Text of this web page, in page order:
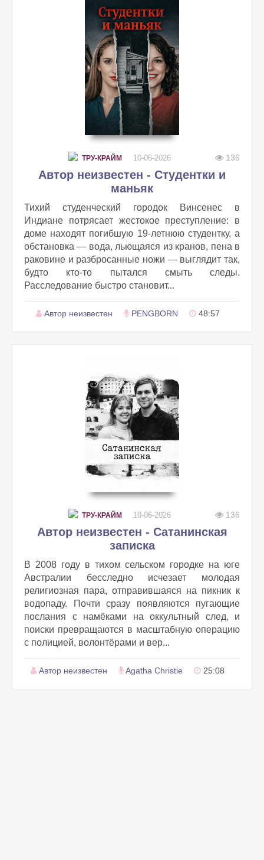
ТРУ-КРАЙМ 10-06-2026 136
Автор неизвестен - Студентки и
маньяк
Тихий студенческий городок Винсенес в
Индиане потрясает жестокое преступление: в
доме находят погибшую 19-летнюю студентку, а
обстановка — вода, льющаяся из кранов, пена в
раковине и разбросанные ножи — выглядит так,
будто кто-то пытался смыть следы.
Расследование быстро становит...
Автор неизвестен PENGBORN 48:57
ТРУ-КРАЙМ 10-06-2026 136
Автор неизвестен - Сатанинская
записка
В 2008 году в тихом сельском городке на юге
Австралии бесследно исчезает молодая
религиозная пара, отправившаяся на пикник к
водопаду. Почти сразу появляются пугающие
послания с намёками на оккультный след, и
поиски превращаются в масштабную операцию
с полицией, волонтёрами и вер...
Автор неизвестен Agatha Christie 25:08